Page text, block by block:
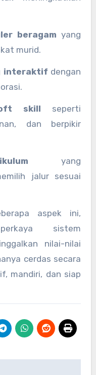
beragam yang
murid.
interaktif dengan
skill seperti
dan berpikir
yang
jalur sesuai
aspek ini,
sistem
nilai-nilai
cerdas secara
mandiri, dan siap